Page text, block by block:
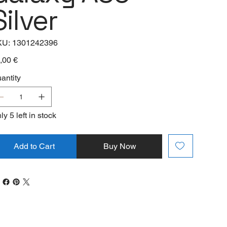
SKU
1301242396
1301242396
€
5 left in stock
Add to Cart Buy Now